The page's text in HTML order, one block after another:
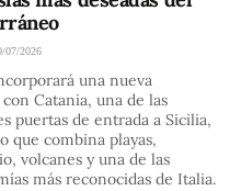
07/2026
una nueva
Catania, una de las
puertas de entrada a Sicilia,
que combina playas,
volcanes y una de las
más reconocidas de Italia.